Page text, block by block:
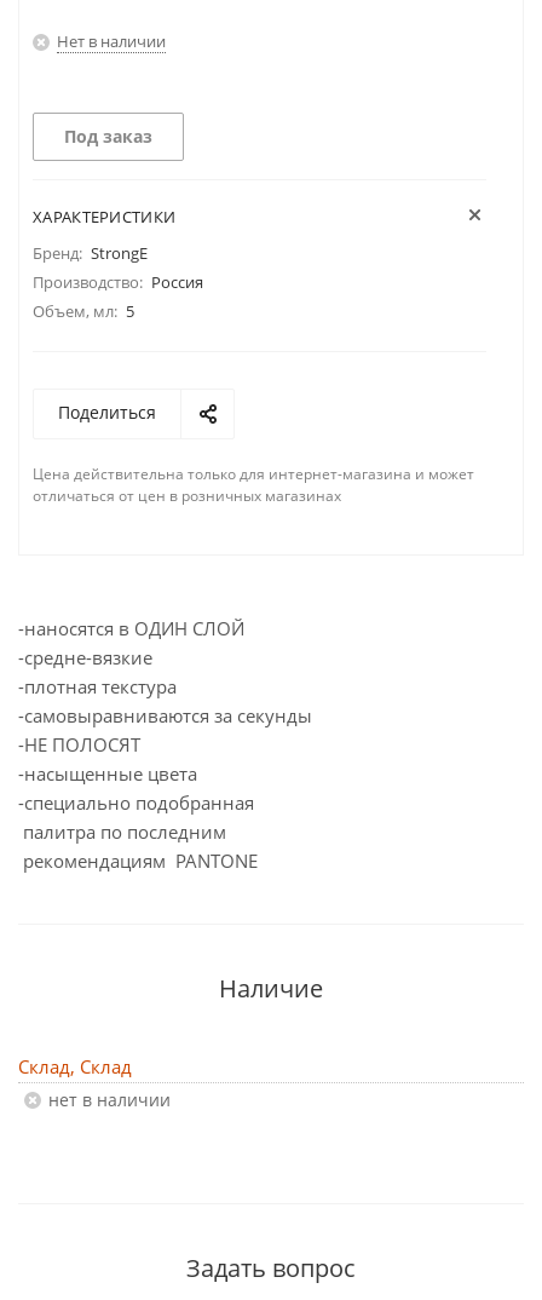
Нет в наличии
Под заказ
ХАРАКТЕРИСТИКИ
Бренд: StrongE
Производство: Россия
Объем, мл: 5
Поделиться
Цена действительна только для интернет-магазина и может
отличаться от цен в розничных магазинах
-наносятся в ОДИН СЛОЙ
-cредне-вязкие
-плотная текстура
-самовыравниваются за секунды
-НЕ ПОЛОСЯТ
-насыщенные цвета
-специально подобранная
палитра по последним
рекомендациям PANTONE
Наличие
Склад, Склад
Нет в наличии
Задать вопрос